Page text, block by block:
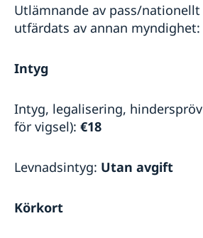
Utlämnande av pass/
utfärdats av annan myndighet:
Intyg
Intyg, legalisering,
för vigsel): €18
Levnadsintyg: Utan avgift
Körkort